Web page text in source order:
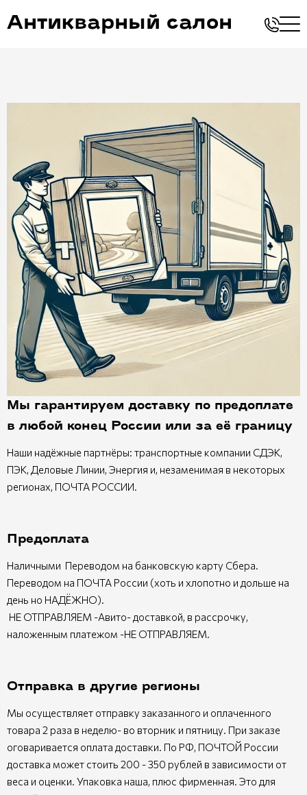
Антикварный салон
Мы гарантируем доставку по предоплате
в любой конец России или за её границу
Наши надёжные партнёры: транспортные компании СДЭК,
ПЭК, Деловые Линии, Энергия и, незаменимая в некоторых
регионах, ПОЧТА РОССИИ.
Предоплата
Наличными Переводом на банковскую карту Сбера.
Переводом на ПОЧТА России (хоть и хлопотно и дольше на
день но НАДЁЖНО).
НЕ ОТПРАВЛЯЕМ -Авито- доставкой, в рассрочку,
наложенным платежом -НЕ ОТПРАВЛЯЕМ.
Отправка в другие регионы
Мы осуществляет отправку заказанного и оплаченного
товара 2 раза в неделю- во вторник и пятницу. При заказе
оговаривается оплата доставки. По РФ, ПОЧТОЙ России
доставка может стоить 200 - 350 рублей в зависимости от
веса и оценки. Упаковка наша, плюс фирменная. Это для